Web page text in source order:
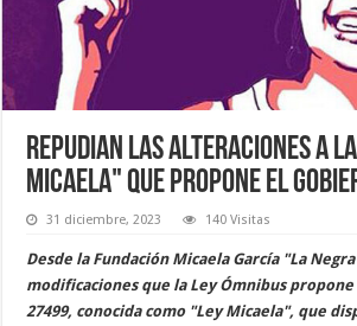
Repudian las alteraciones a
Micaela" que propone el
31 diciembre, 2023 140 Visitas
Desde la Fundación Micaela García "La
modificaciones que la Ley Ómnibus
27499, conocida como "Ley Micaela", que